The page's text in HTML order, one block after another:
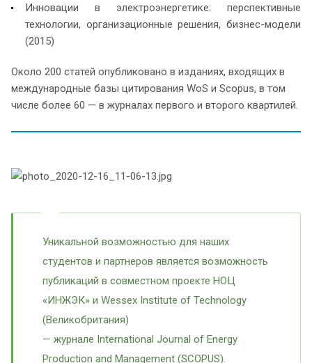
Инновации в электроэнергетике: перспективные
технологии, организационные решения, бизнес-модели
(2015)
Около 200 статей опубликовано в изданиях, входящих в
международные базы цитирования WoS и Scopus, в том
числе более 60 — в журналах первого и второго квартилей.
Уникальной возможностью для наших
студентов и партнеров является возможность
публикаций в совместном проекте НОЦ
«ИНЖЭК» и Wessex Institute of Technology
(Великобритания)
— журнале International Journal of Energy
Production and Management (SCOPUS).